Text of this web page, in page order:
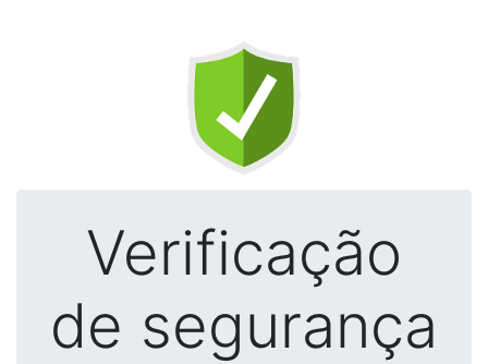
Verificação
de segurança